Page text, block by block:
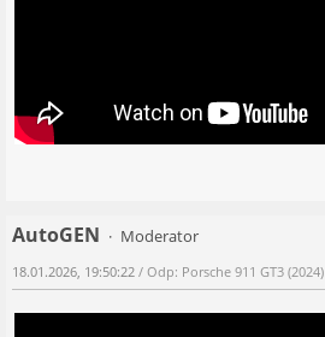
AutoGEN
Moderator
18.01.2026, 19:50:22 / Odp: Porsche 911 GT3 (2024)